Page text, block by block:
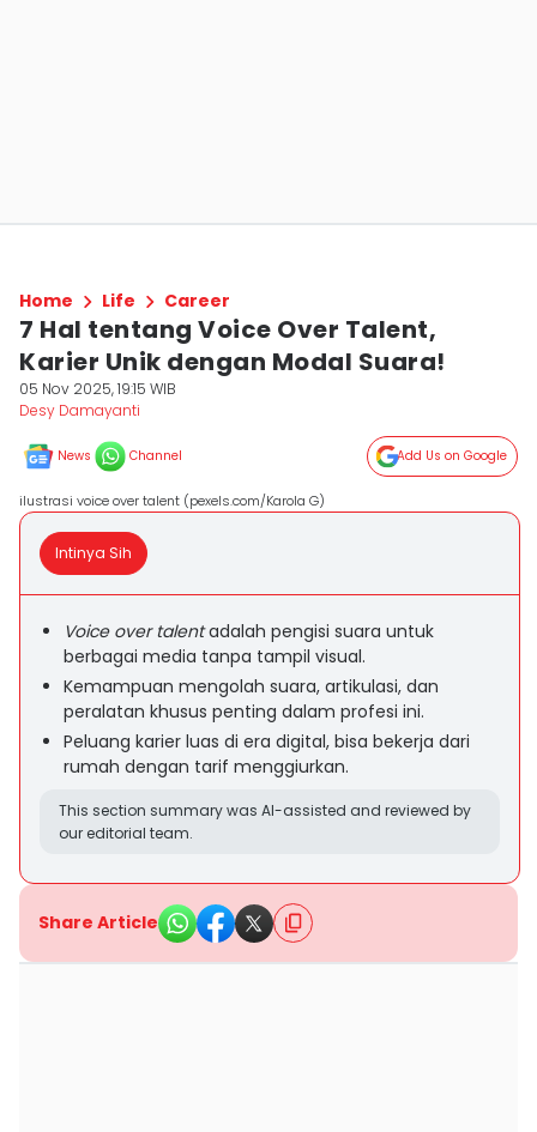
Home Life Career
7 Hal tentang Voice Over Talent,
Karier Unik dengan Modal Suara!
05 Nov 2025, 19:15 WIB
Desy Damayanti
News Channel Add Us on Google
ilustrasi voice over talent (pexels.com/Karola G)
Intinya Sih
Voice over talentadalah pengisi suara untuk
berbagai media tanpa tampil visual.
Kemampuan mengolah suara, artikulasi, dan
peralatan khusus penting dalam profesi ini.
Peluang karier luas di era digital, bisa bekerja dari
rumah dengan tarif menggiurkan.
This section summary was AI-assisted and reviewed by
our editorial team.
Share Article